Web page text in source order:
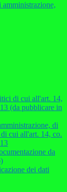
di cui all'art. 14,
(da pubblicare in
di
cui all'art. 14, co.
da
dei dati